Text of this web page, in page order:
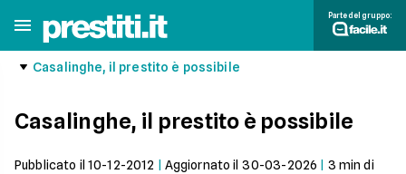
Parte del gruppo:
Casalinghe, il prestito è possibile
Casalinghe, il prestito è possibile
Pubblicato il 10-12-2012 Aggiornato il 30-03-2026 3 min di